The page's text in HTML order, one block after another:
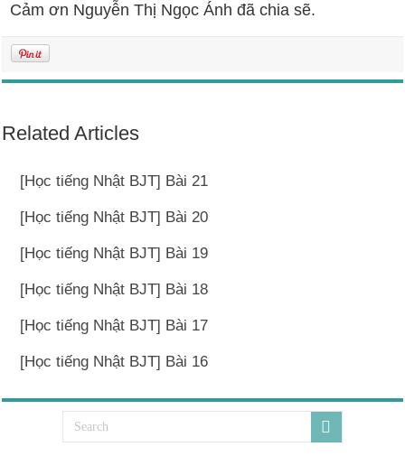
Cảm ơn Nguyễn Thị Ngọc Ánh đã chia sẽ.
Related Articles
[Học tiếng Nhật BJT] Bài 21
[Học tiếng Nhật BJT] Bài 20
[Học tiếng Nhật BJT] Bài 19
[Học tiếng Nhật BJT] Bài 18
[Học tiếng Nhật BJT] Bài 17
[Học tiếng Nhật BJT] Bài 16